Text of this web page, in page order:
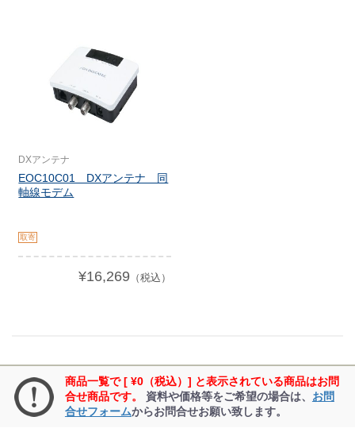
DXアンテナ
EOC10C01 DXアンテナ 同
軸線モデム
取寄
¥16,269 （税込）
商品一覧で [ ¥0（税込）] と表示されている商品はお問
合せ商品です。
資料や価格等をご希望の場合は、 お問
合せフォームからお問合せお願い致します。